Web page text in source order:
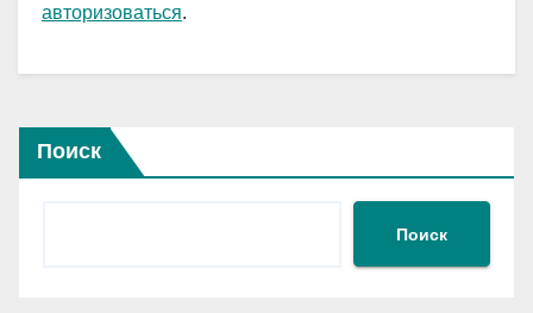
авторизоваться.
Поиск
Поиск